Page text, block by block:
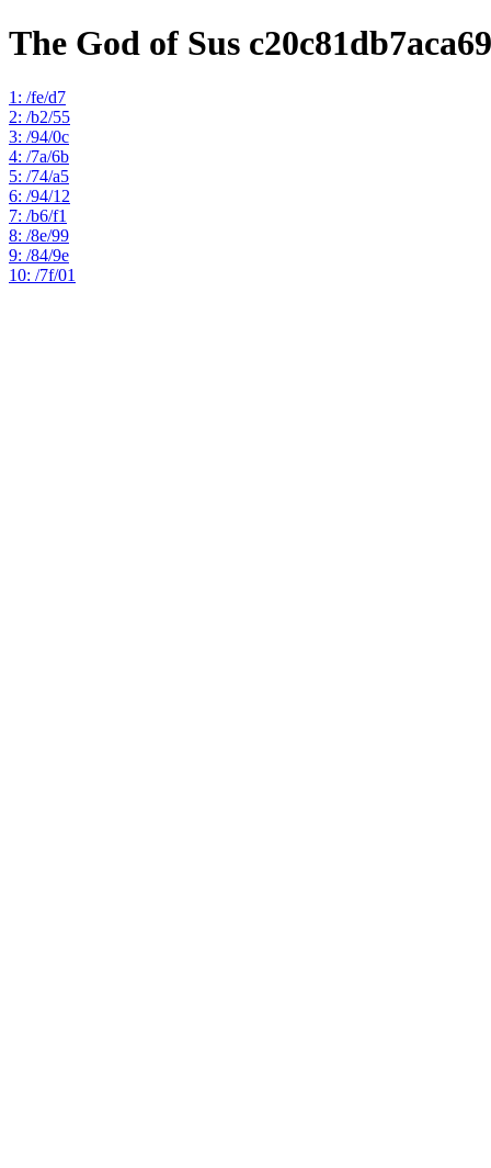
The God of Sus
1: /fe/d7
2: /b2/55
3: /94/0c
4: /7a/6b
5: /74/a5
6: /94/12
7: /b6/f1
8: /8e/99
9: /84/9e
10: /7f/01